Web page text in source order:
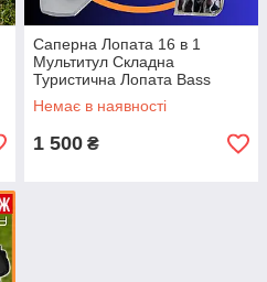
Саперна Лопата 16 в 1
Мультитул Складна
Туристична Лопата Bass
Polska з Чохлом Міні-лопата
Розбірна Польща
Немає в наявності
1 500 ₴